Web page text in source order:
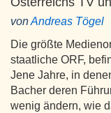
vonAndreas Tögel
Die größte
staatliche ORF,
Jene Jahre, in
Bacher deren
wenig ändern, wie